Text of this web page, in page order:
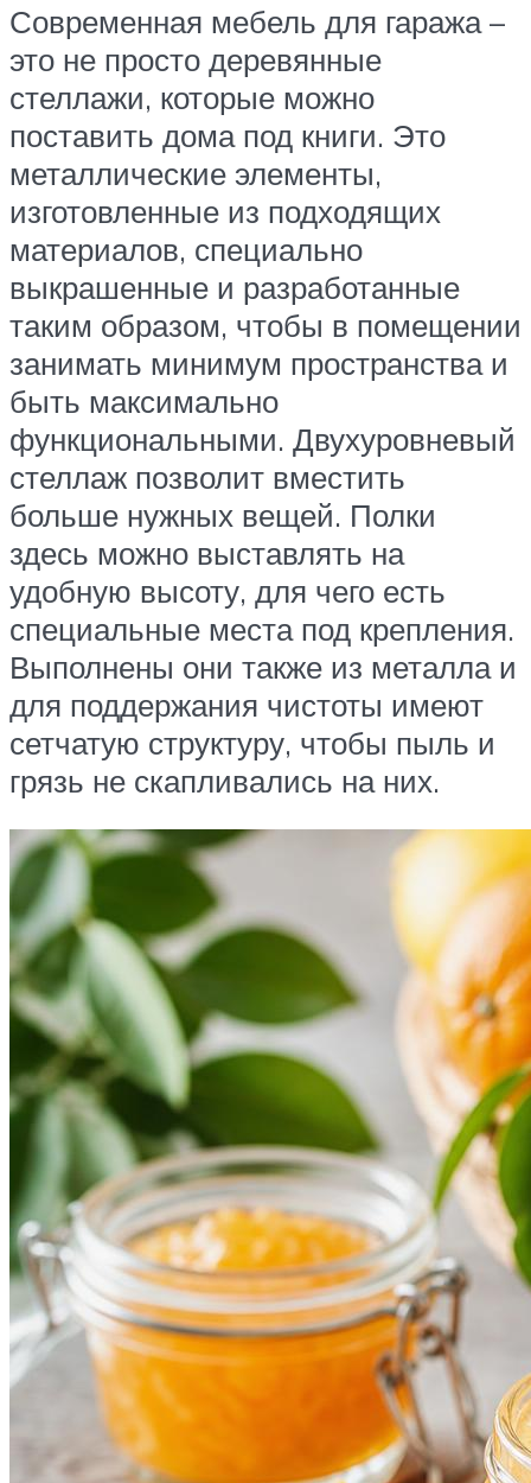
Современная мебель для гаража –
это не просто деревянные
стеллажи, которые можно
поставить дома под книги. Это
металлические элементы,
изготовленные из подходящих
материалов, специально
выкрашенные и разработанные
таким образом, чтобы в помещении
занимать минимум пространства и
быть максимально
функциональными. Двухуровневый
стеллаж позволит вместить
больше нужных вещей. Полки
здесь можно выставлять на
удобную высоту, для чего есть
специальные места под крепления.
Выполнены они также из металла и
для поддержания чистоты имеют
сетчатую структуру, чтобы пыль и
грязь не скапливались на них.